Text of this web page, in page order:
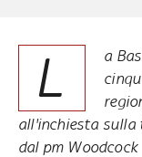
L
a
all'inchiesta
dal pm Woodcock